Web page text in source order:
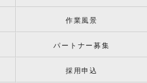
作業風景
パートナー募集
採用申込